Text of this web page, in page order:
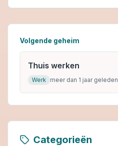
Volgende geheim
Thuis werken
Werk meer dan 1 jaar geleden
Categorieën